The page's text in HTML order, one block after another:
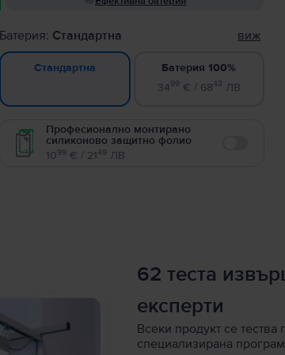
Батерия: Стандартна виж
Стандартна
Батерия 100%
3499€ / 6843 ЛВ
Професионално монтирано
силиконово защитно фолио
1099 € / 2149 ЛВ
62 теста
експерти
Всеки продукт се
специализирана